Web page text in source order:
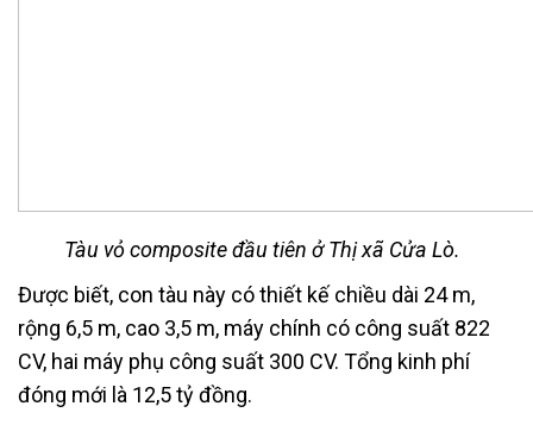
Tàu vỏ composite đầu tiên ở Thị xã Cửa Lò.
Được biết, con tàu này có thiết kế chiều dài 24 m,
rộng 6,5 m, cao 3,5 m, máy chính có công suất 822
CV, hai máy phụ công suất 300 CV. Tổng kinh phí
đóng mới là 12,5 tỷ đồng.